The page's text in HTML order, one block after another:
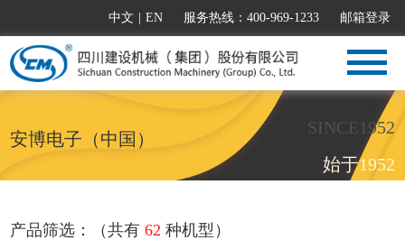
中文 EN 服务热线：400-969-1233 邮箱登录
安博电子（中国）
SINCE1952
始于1952
产品筛选：（共有62 种机型）